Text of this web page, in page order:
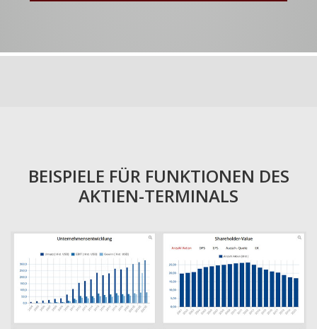
BEISPIELE FÜR FUNKTIONEN DES
AKTIEN-TERMINALS